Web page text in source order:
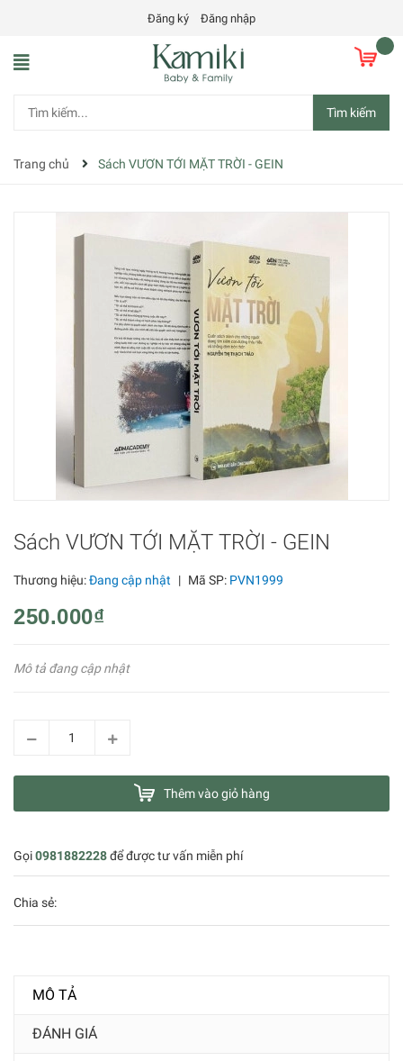
Đăng ký Đăng nhập
Tìm kiếm
Trang chủ Sách VƯƠN TỚI MẶT TRỜI - GEIN
Sách VƯƠN TỚI MẶT TRỜI - GEIN
Thương hiệu:Đang cập nhật | Mã SP: PVN1999
250.000₫
Mô tả đang cập nhật
Thêm vào giỏ hàng
Gọi0981882228để được tư vấn miễn phí
Chia sẻ:
MÔ TẢ
ĐÁNH GIÁ